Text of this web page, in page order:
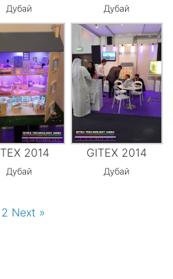
Дубай Дубай
2014
Дубай
GITEX 2014
Дубай
2 Next »